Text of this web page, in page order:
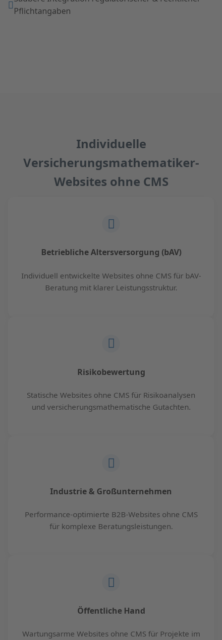
Pflichtangaben
Individuelle
Versicherungsmathematiker-
Websites ohne CMS
Betriebliche Altersversorgung (bAV)
Individuell entwickelte Websites ohne CMS für bAV-
Beratung mit klarer Leistungsstruktur.
Risikobewertung
Statische Websites ohne CMS für Risikoanalysen
und versicherungsmathematische Gutachten.
Industrie & Großunternehmen
Performance-optimierte B2B-Websites ohne CMS
für komplexe Beratungsleistungen.
Öffentliche Hand
Wartungsarme Websites ohne CMS für Projekte im